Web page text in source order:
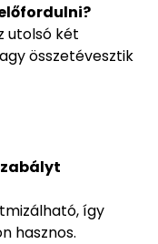
utolsó két
összetévesztik
így
hasznos.